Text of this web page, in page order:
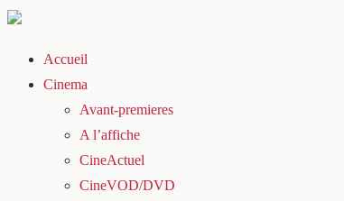
Accueil
Cinema
Avant-premieres
A l’affiche
CineActuel
CineVOD/DVD